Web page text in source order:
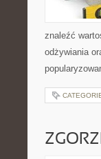
znaleźć
odżywiania